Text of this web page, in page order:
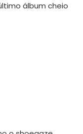
álbum cheio